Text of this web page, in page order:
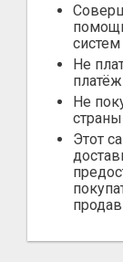
систем
Не
Не
страны
Этот